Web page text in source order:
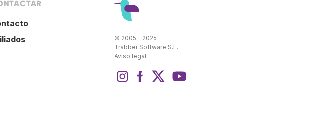
© 2005 - 2026
Trabber Software S.L.
Aviso legal